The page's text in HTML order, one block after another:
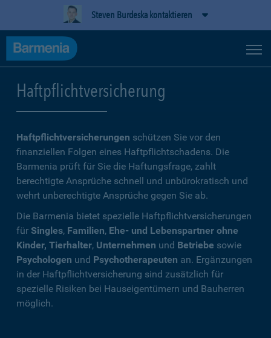
Steven Burdeska kontaktieren
Haftpflichtversicherung
Haftpflichtversicherungen schützen Sie vor den
finanziellen Folgen eines Haftpflichtschadens. Die
Barmenia prüft für Sie die Haftungsfrage, zahlt
berechtigte Ansprüche schnell und unbürokratisch und
wehrt unberechtigte Ansprüche gegen Sie ab.
Die Barmenia bietet spezielle Haftpflichtversicherungen
für Singles, Familien, Ehe- und Lebenspartner ohne
Kinder, Tierhalter, Unternehmen und Betriebe sowie
Psychologen und Psychotherapeuten an. Ergänzungen
in der Haftpflichtversicherung sind zusätzlich für
spezielle Risiken bei Hauseigentümern und Bauherren
möglich.